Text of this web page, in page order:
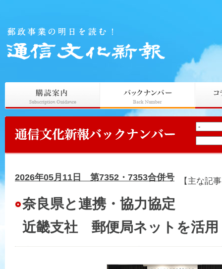
2026年05月11日 第7352・7353合併号 【主な記
奈良県と連携・協力協定
近畿支社 郵便局ネットを活用